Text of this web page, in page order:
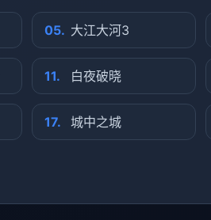
05. 大江大河3
11. 白夜破晓
17. 城中之城